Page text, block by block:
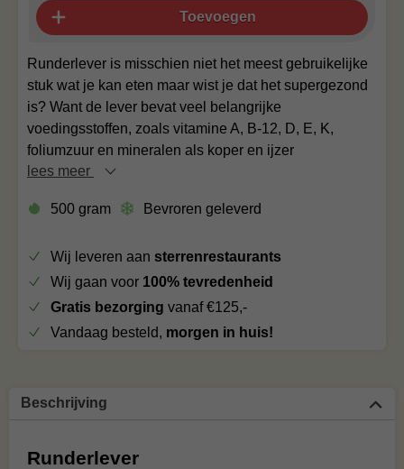
Runderlever is misschien niet het meest gebruikelijke
stuk wat je kan eten maar wist je dat het supergezond
is? Want de lever bevat veel belangrijke
voedingsstoffen, zoals vitamine A, B-12, D, E, K,
foliumzuur en mineralen als koper en ijzer
lees meer
500 gram Bevroren geleverd
Toevoegen
Wij leveren aan sterrenrestaurants
Wij gaan voor 100% tevredenheid
Gratis bezorging vanaf €125,-
Vandaag besteld, morgen in huis!
Beschrijving
Runderlever